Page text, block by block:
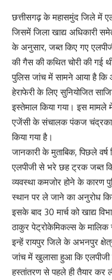
छत्तीसगढ़ के महासमुंद जिले में
जिसमें जिला खाद्य अधिकारी
के अनुसार, जब्त किए गए
की गैस की कथित चोरी की गई
पुलिस जांच में सामने आया है कि
हेराफेरी के लिए सुनियोजित
इस्तेमाल किया गया। इस मामले
एजेंसी के संचालक पंकज
किया गया है।
जानकारी के मुताबिक, पिछले वर्ष
एलपीजी से भरे छह ट्रक जब्त
व्यवस्था कमजोर होने के कारण
स्थान पर ले जाने का अनुरोध
इसके बाद 30 मार्च को खाद्य
ठाकुर पेट्रोकेमिकल्स के मालिक
इन्हें रायपुर जिले के अभनपुर
जांच में खुलासा हुआ कि एलपीजी
हस्तांतरण से पहले ही तैयार